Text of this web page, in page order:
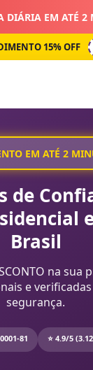
DIÁRIA EM ATÉ 2
15% OFF
EM ATÉ 2
de
Brasil
na sua
e
segurança.
81 ⭐ 4.9/5